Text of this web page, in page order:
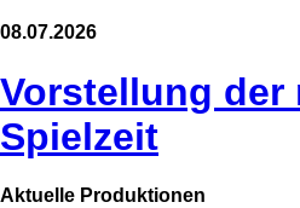
08.07.2026
Vorstellung der
Spielzeit
Aktuelle Produktionen